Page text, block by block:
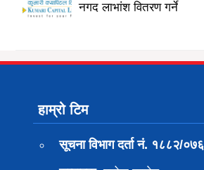
नगद लाभांश वितरण गर्ने
हाम्रो टिम
सूचना विभाग दर्ता नं. १८८२/